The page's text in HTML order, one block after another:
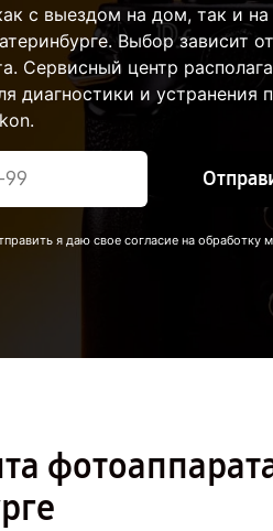
с выездом на дом, так и на
Выбор зависит
Сервисный центр
диагностики и устранения
я даю свое согласие на обработку